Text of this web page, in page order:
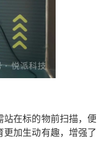
在标的物前扫描，便
加生动有趣，增强了